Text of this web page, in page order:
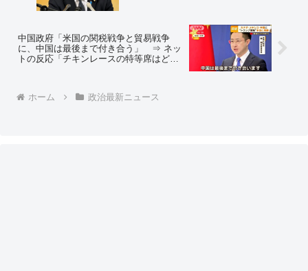
相手は男性記者なのに」
中国政府「米国の関税戦争と貿易戦争
に、中国は最後まで付き合う」 ⇒ ネッ
トの反応「チキンレースの特等席はどこ
ホーム 政治最新ニュース